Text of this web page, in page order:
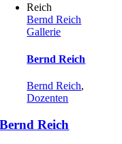
Bernd Reich
Gallerie
Bernd Reich
Bernd Reich,
Dozenten
Bernd Reich